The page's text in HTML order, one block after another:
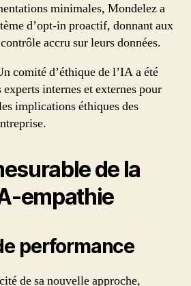
minimales, Mondelez a
d’opt-in proactif, donnant aux
accru sur leurs données.
comité d’éthique de l’IA a été
experts internes et externes pour
implications éthiques des
de la
empathie
performance
de sa nouvelle approche,